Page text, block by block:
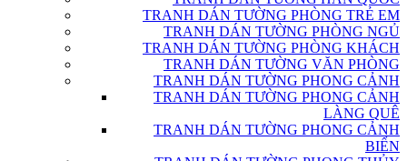
TRANH DÁN TƯỜNG PHÒNG TRẺ EM
TRANH DÁN TƯỜNG PHÒNG NGỦ
TRANH DÁN TƯỜNG PHÒNG KHÁCH
TRANH DÁN TƯỜNG VĂN PHÒNG
TRANH DÁN TƯỜNG PHONG CẢNH
TRANH DÁN TƯỜNG PHONG CẢNH
LÀNG QUÊ
TRANH DÁN TƯỜNG PHONG CẢNH
BIỂN